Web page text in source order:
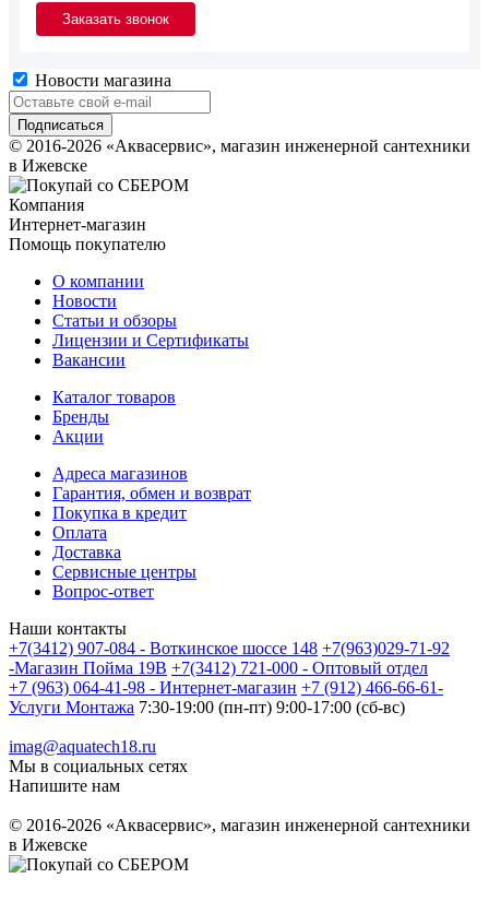
Новости магазина
© 2016-2026 «Аквасервис», магазин инженерной сантехники
в Ижевске
Компания
Интернет-магазин
Помощь покупателю
О компании
Новости
Статьи и обзоры
Лицензии и Сертификаты
Вакансии
Каталог товаров
Бренды
Акции
Адреса магазинов
Гарантия, обмен и возврат
Покупка в кредит
Оплата
Доставка
Сервисные центры
Вопрос-ответ
Наши контакты
+7(3412) 907-084 - Воткинское шоссе 148 +7(963)029-71-92
-Магазин Пойма 19В +7(3412) 721-000 - Оптовый отдел
+7 (963) 064-41-98 - Интернет-магазин +7 (912) 466-66-61-
Услуги Монтажа 7:30-19:00 (пн-пт) 9:00-17:00 (сб-вс)
imag@aquatech18.ru
Мы в социальных сетях
Напишите нам
© 2016-2026 «Аквасервис», магазин инженерной сантехники
в Ижевске